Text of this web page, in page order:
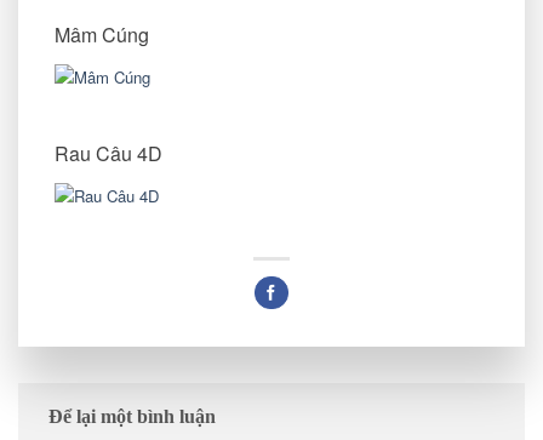
Mâm Cúng
Rau Câu 4D
Để lại một bình luận